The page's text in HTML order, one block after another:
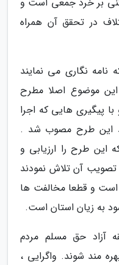
در تحقق آن همراه
نامه نگاری می نمایند
این موضوع اصلا مطرح
پیگیری هایی که اجرا
این طرح مصوب شد .
این طرح را ارزیابی و
تصویب آن تلاش نمودند
است و قطعا مخالفت ها
به زیان استان است.
آزاد حق مسلم مردم
مند شوند. واگرایی ،